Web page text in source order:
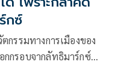
กซ์
กรรมทางการเมืองของ
กรอบจากลัทธิมาร์กซ์